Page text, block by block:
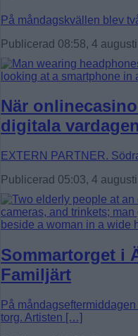
På måndagskvällen blev
Publicerad 08:58, 4
När
digitala
EXTERN PARTNER.
Publicerad 05:03, 4
Sommartorget i
Familjärt
På
torg. Artisten […]